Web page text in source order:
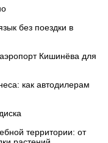
без поездки в
Кишинёва для
как автодилерам
территории: от